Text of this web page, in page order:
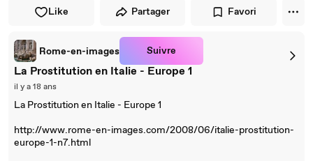
Like Partager Favori
Rome-en-images Suivre
La Prostitution en Italie - Europe 1
il y a 18 ans
La Prostitution en Italie - Europe 1
http://www.rome-en-images.com/2008/06/italie-prostitution-
europe-1-n7.html